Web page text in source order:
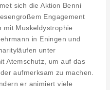
sich die Aktion Benni
Engagement
mit Muskeldystrophie
in Eningen und
unter
Atemschutz, um auf das
aufmerksam zu machen.
er animiert viele